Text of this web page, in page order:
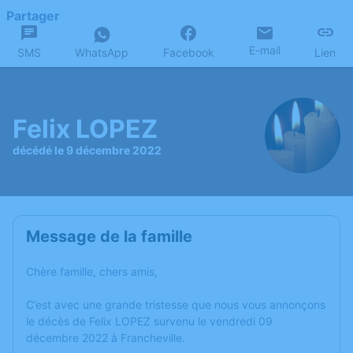
Partager
SMS WhatsApp Facebook E-mail Lien
Felix LOPEZ
décédé le 9 décembre 2022
Message de la famille
Chère famille, chers amis,
C’est avec une grande tristesse que nous vous annonçons
le décès de Felix LOPEZ survenu le vendredi 09
décembre 2022 à Francheville.